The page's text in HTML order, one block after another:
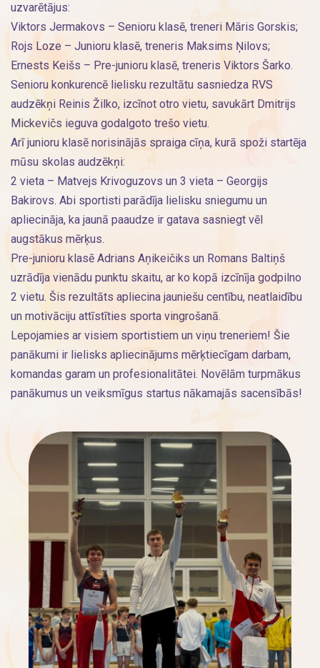
uzvarētājus:
Viktors Jermakovs – Senioru klasē, treneri Māris Gorskis;
Rojs Loze – Junioru klasē, treneris Maksims Ņilovs;
Ernests Keišs – Pre-junioru klasē, treneris Viktors Šarko.
Senioru konkurencē lielisku rezultātu sasniedza RVS
audzēkņi Reinis Žilko, izcīnot otro vietu, savukārt Dmitrijs
Mickevičs ieguva godalgoto trešo vietu.
Arī junioru klasē norisinājās spraiga cīņa, kurā spoži startēja
mūsu skolas audzēkņi:
2 vieta – Matvejs Krivoguzovs un 3 vieta – Georgijs
Bakirovs. Abi sportisti parādīja lielisku sniegumu un
apliecināja, ka jaunā paaudze ir gatava sasniegt vēl
augstākus mērķus.
Pre-junioru klasē Adrians Aņikeičiks un Romans Baltiņš
uzrādīja vienādu punktu skaitu, ar ko kopā izcīnīja godpilno
2 vietu. Šis rezultāts apliecina jauniešu centību, neatlaidību
un motivāciju attīstīties sporta vingrošanā.
Lepojamies ar visiem sportistiem un viņu treneriem! Šie
panākumi ir lielisks apliecinājums mērķtiecīgam darbam,
komandas garam un profesionalitātei. Novēlām turpmākus
panākumus un veiksmīgus startus nākamajās sacensībās!